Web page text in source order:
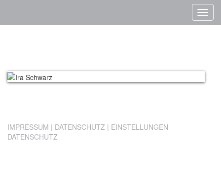
ein-/
IMPRESSUM | DATENSCHUTZ | EINSTELLUNGEN
DATENSCHUTZ